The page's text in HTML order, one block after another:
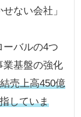
ない会社」
ーバルの4つ
業基盤の強化
売上高450億
していま